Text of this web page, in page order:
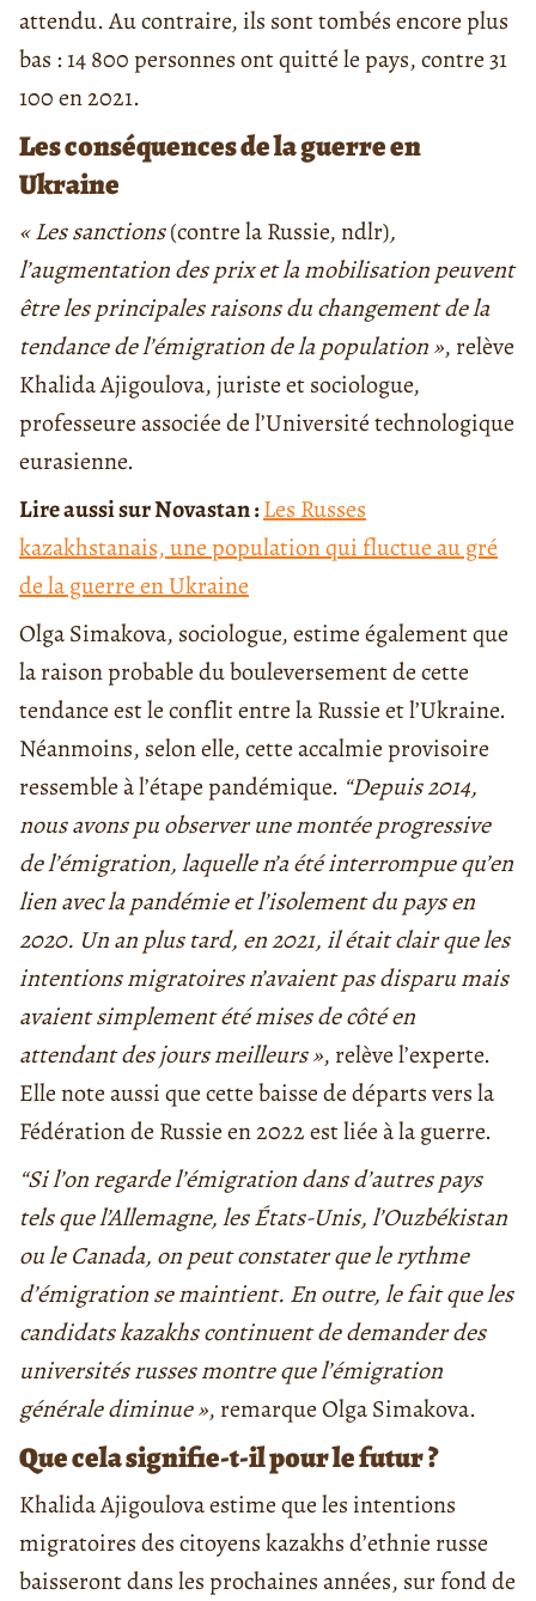
attendu. Au contraire, ils sont tombés encore plus
bas : 14 800 personnes ont quitté le pays, contre 31
100 en 2021.
Les conséquences de la guerre en
Ukraine
« Les sanctions(contre la Russie, ndlr),
l’augmentation des prix et la mobilisation peuvent
êtreles principales raisons du changement de la
tendance de l’émigration de la population », relève
Khalida Ajigoulova, juriste et sociologue,
professeure associée de l’Université technologique
eurasienne.
Lire aussi sur Novastan :Les Russes
kazakhstanais, une population qui fluctue au gré
de la guerre en Ukraine
Olga Simakova, sociologue, estime également que
la raison probable du bouleversement de cette
tendance est le conflit entre la Russie et l’Ukraine.
Néanmoins, selon elle, cette accalmie provisoire
ressemble à l’étape pandémique. “Depuis 2014,
nous avons pu observer une montée progressive
de l’émigration, laquelle n’a été interrompue qu’en
lien avec la pandémie et l’isolement du pays en
2020. Un an plus tard, en 2021, il était clair que les
intentions migratoires n’avaient pas disparu mais
avaient simplement été mises de côté en
attendant des jours meilleurs », relève l’experte.
Elle note aussi que cette baisse de départs vers la
Fédération de Russie en 2022 est liée à la guerre.
“Si l’on regarde l’émigration dans d’autres pays
tels que l’Allemagne, les États-Unis, l’Ouzbékistan
ou le Canada, on peut constater que le rythme
d’émigration se maintient. En outre, le fait que les
candidats kazakhs continuent de demander des
universités russes montre que l’émigration
générale diminue », remarque Olga Simakova.
Que cela signifie-t-il pour le futur ?
Khalida Ajigoulova estime que les intentions
migratoires des citoyens kazakhs d’ethnie russe
baisseront dans les prochaines années, sur fond de